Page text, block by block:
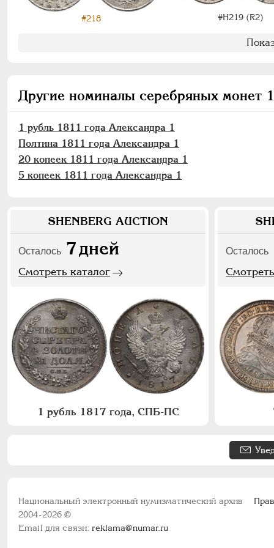
#218 #Н219 (R2)
Другие номиналы серебряных монет
1 рубль 1811 года Александра 1
Полтина 1811 года Александра 1
20 копеек 1811 года Александра 1
5 копеек 1811 года Александра 1
SHENBERG AUCTION
Осталось 7дней
Смотреть каталог
1 рубль 1817 года, СПБ-ПС
Осталось
Национальный электронный нумизматический архив
2004-2026 ©
Email для связи:reklama@numar.ru